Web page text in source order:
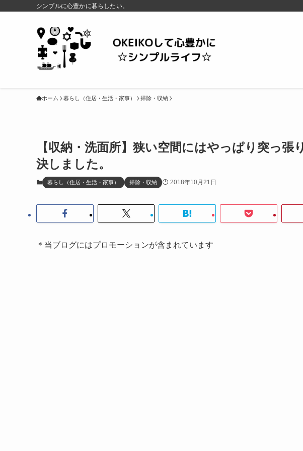
シンプルに心豊かに暮らしたい。
ホーム 暮らし（住居・生活・家事） 掃除・収納
【収納・洗面所】狭い空間にはやっぱり突っ張
決しました。
暮らし（住居・生活・家事） 掃除・収納 2018年10月21日
＊当ブログにはプロモーションが含まれています